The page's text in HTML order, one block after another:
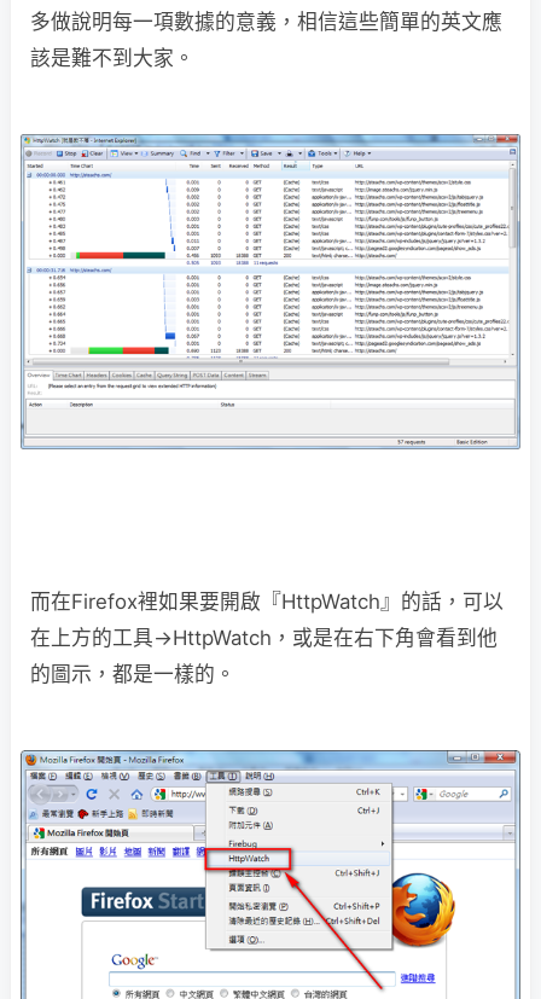
多做說明每一項數據的意義，相信這些簡單的英文應
該是難不到大家。
而在Firefox裡如果要開啟『HttpWatch』的話，可以
在上方的工具→HttpWatch，或是在右下角會看到他
的圖示，都是一樣的。